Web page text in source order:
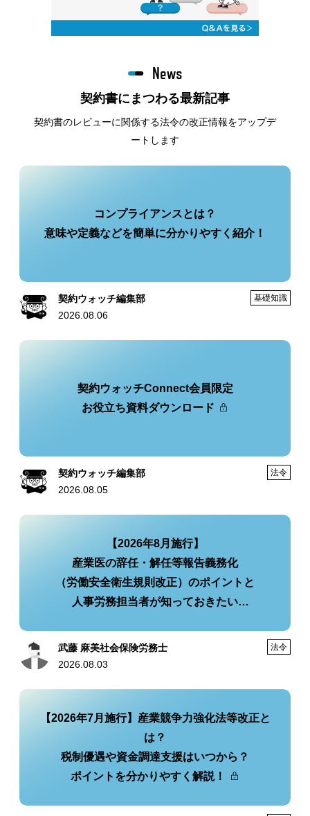
契約書にまつわる最新記事
News
契約書のレビューに関係する法令の改正情報をアップデ
ートします
コンプライアンスとは？
意味や定義などを簡単に分かりやすく紹介！
契約ウォッチ編集部
2026.08.06
基礎知識
契約ウォッチConnect会員限定
お役立ち資料ダウンロード
契約ウォッチ編集部
2026.08.05
法令
【2026年8月施行】
産業医の辞任・解任等報告義務化
（労働安全衛生規則改正）のポイントと
人事労務担当者が知っておきたい
武藤 麻美社会保険労務士
2026.08.03
法令
【2026年7月施行】産業競争力強化法等改正と
は？
税制優遇や資金調達支援はいつから？
ポイントを分かりやすく解説！